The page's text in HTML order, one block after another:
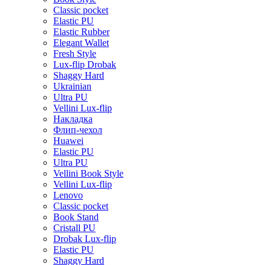
Classic pocket
Elastic PU
Elastic Rubber
Elegant Wallet
Fresh Style
Lux-flip Drobak
Shaggy Hard
Ukrainian
Ultra PU
Vellini Lux-flip
Накладка
Флип-чехол
Huawei
Elastic PU
Ultra PU
Vellini Book Style
Vellini Lux-flip
Lenovo
Classic pocket
Book Stand
Cristall PU
Drobak Lux-flip
Elastic PU
Shaggy Hard